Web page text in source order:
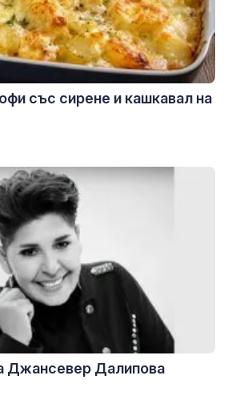
със сирене и кашкавал на
Джансевер Далипова